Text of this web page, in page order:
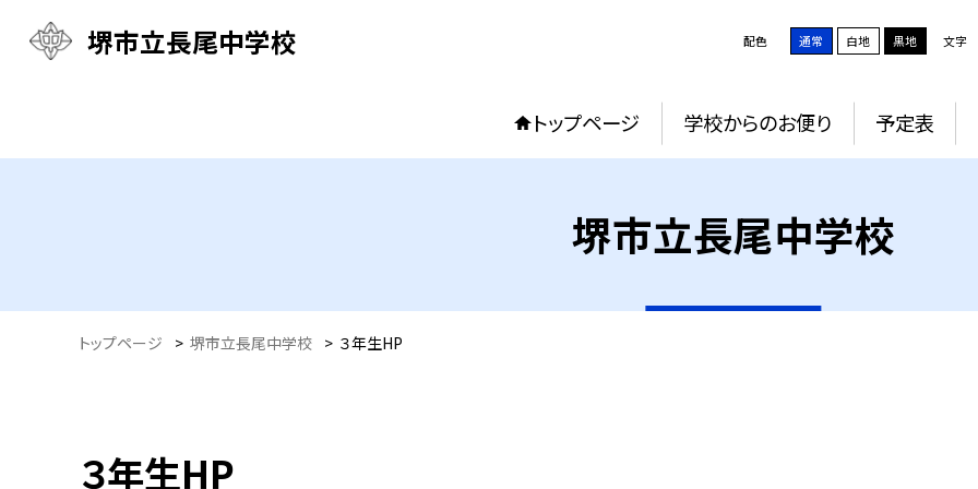
堺市立長尾中学校 配色 通常 白地 黒地 文字
トップページ 学校からのお便り 予定表
堺市立長尾中学校
トップページ > 堺市立長尾中学校 > ３年生HP
３年生HP